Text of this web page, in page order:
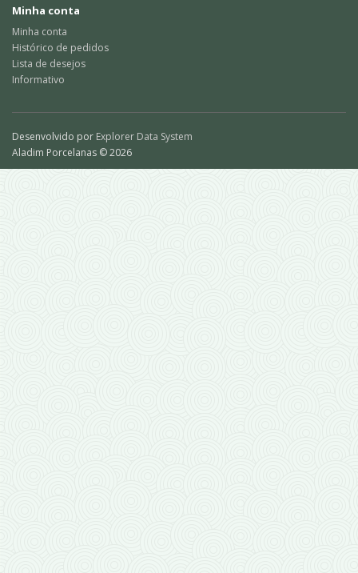
Minha conta
Minha conta
Histórico de pedidos
Lista de desejos
Informativo
Desenvolvido por Explorer Data System
Aladim Porcelanas © 2026